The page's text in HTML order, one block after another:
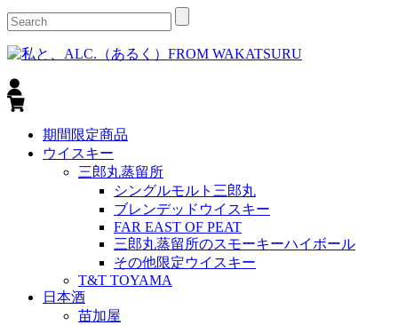
期間限定商品
ウイスキー
三郎丸蒸留所
シングルモルト三郎丸
ブレンデッドウイスキー
FAR EAST OF PEAT
三郎丸蒸留所のスモーキーハイボール
その他限定ウイスキー
T&T TOYAMA
日本酒
苗加屋